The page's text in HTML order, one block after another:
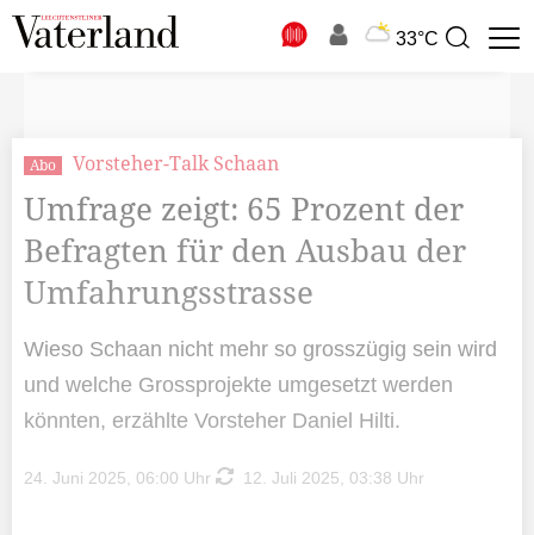
33°C
Suchbegriff
Abo Vorsteher-Talk Schaan
Umfrage zeigt: 65 Prozent der
Befragten für den Ausbau der
Umfahrungsstrasse
Wieso Schaan nicht mehr so grosszügig sein wird
und welche Grossprojekte umgesetzt werden
könnten, erzählte Vorsteher Daniel Hilti.
24. Juni 2025, 06:00 Uhr 12. Juli 2025, 03:38 Uhr